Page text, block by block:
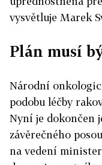
vysvětluje Marek
Plán musí
Národní
podobu léčby
Nyní je dokončen
závěrečného
na vedení